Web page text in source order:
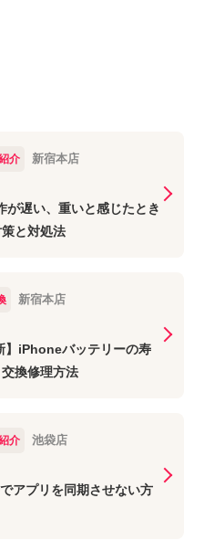
介
新宿本店
が遅い、重いと感じたとき
と対処法
新宿本店
】iPhoneバッテリーの寿
換修理方法
介
池袋店
アプリを同期させない方